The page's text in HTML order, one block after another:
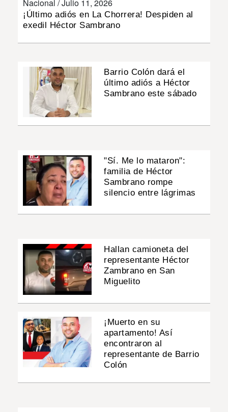
Nacional /Julio 11, 2026
¡Último adiós en La Chorrera! Despiden al
exedil Héctor Sambrano
Barrio Colón dará el
último adiós a Héctor
Sambrano este sábado
"Sí. Me lo mataron":
familia de Héctor
Sambrano rompe
silencio entre lágrimas
Hallan camioneta del
representante Héctor
Zambrano en San
Miguelito
¡Muerto en su
apartamento! Así
encontraron al
representante de Barrio
Colón